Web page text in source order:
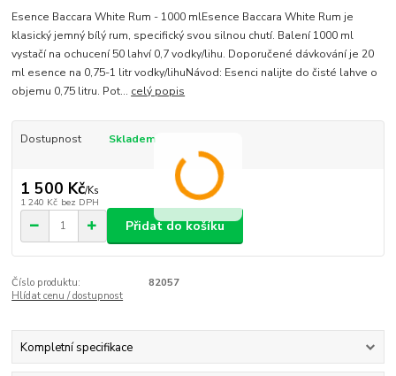
Esence Baccara White Rum - 1000 mlEsence Baccara White Rum je
klasický jemný bílý rum, specifický svou silnou chutí. Balení 1000 ml
vystačí na ochucení 50 lahví 0,7 vodky/lihu. Doporučené dávkování je 20
ml esence na 0,75-1 litr vodky/lihuNávod: Esenci nalijte do čisté lahve o
objemu 0,75 litru. Pot... celý popis
Dostupnost Skladem
1 500 Kč/Ks
1 240 Kč bez DPH
Přidat do košíku
Číslo produktu:
82057
Hlídat cenu / dostupnost
Kompletní specifikace